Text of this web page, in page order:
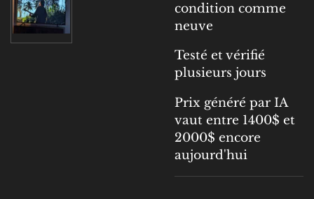
condition comme
neuve
Testé et vérifié
plusieurs jours
Prix généré par IA
vaut entre 1400$ et
2000$ encore
aujourd'hui